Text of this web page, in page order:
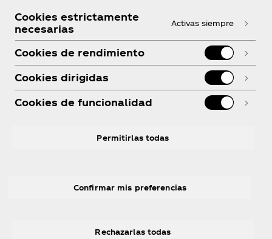
¿Necesitas ayuda?
Cookies estrictamente
necesarias
Activas siempre
Cookies de rendimiento
Cookies dirigidas
Cookies de funcionalidad
Permitirlas todas
Rechazarlas todas
Confirmar mis preferencias